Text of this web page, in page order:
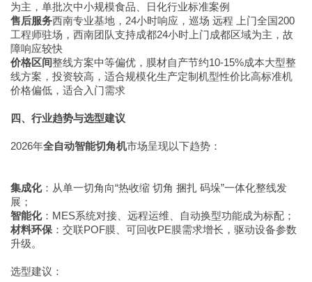
为主，单批次中小规模食品、日化行业标准案例
售后服务西南专业基地，24小时响应，巡场 远程 上门全国200
工程师驻场，西南团队支持成都24小时上门成都区域为主，故
障响应较快
价格区间整线方案中等偏优，膜材自产节约10-15%成本大型整
线方案，投资较高，适合规模化生产定制机型性价比高标准机
价格偏低，适合入门需求
四、行业趋势与选型建议
2026年全自动智能切角机市场呈现以下趋势：
集成化：从单一切角向“热收缩 切角 捆扎 码垛”一体化整线发
展；
智能化：MES系统对接、远程运维、自动换型功能成为标配；
材料环保 ：交联POF膜、可回收PE膜需求增长，驱动设备参数
升级。
选型建议：